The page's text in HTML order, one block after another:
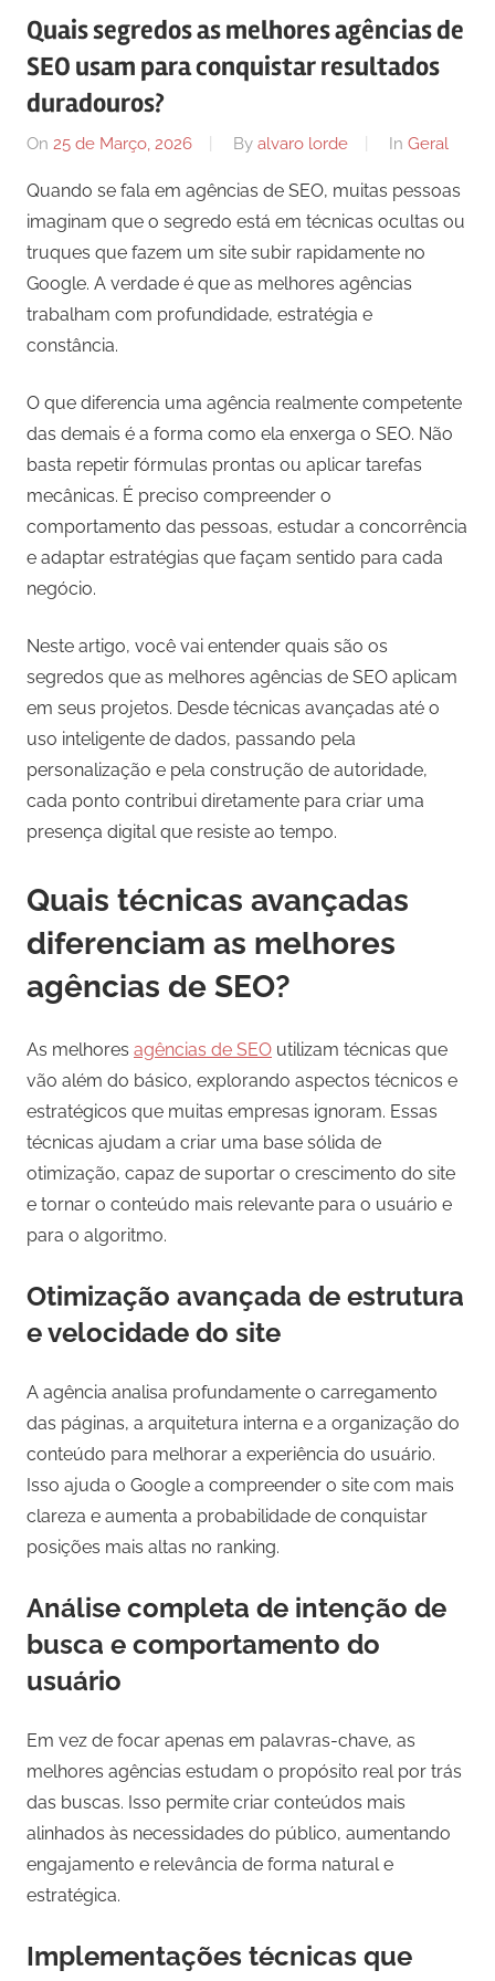
Quais segredos as melhores agências de
SEO usam para conquistar resultados
duradouros?
On 25 de Março, 2026 By alvaro lorde In Geral
Quando se fala em agências de SEO, muitas pessoas
imaginam que o segredo está em técnicas ocultas ou
truques que fazem um site subir rapidamente no
Google. A verdade é que as melhores agências
trabalham com profundidade, estratégia e
constância.
O que diferencia uma agência realmente competente
das demais é a forma como ela enxerga o SEO. Não
basta repetir fórmulas prontas ou aplicar tarefas
mecânicas. É preciso compreender o
comportamento das pessoas, estudar a concorrência
e adaptar estratégias que façam sentido para cada
negócio.
Neste artigo, você vai entender quais são os
segredos que as melhores agências de SEO aplicam
em seus projetos. Desde técnicas avançadas até o
uso inteligente de dados, passando pela
personalização e pela construção de autoridade,
cada ponto contribui diretamente para criar uma
presença digital que resiste ao tempo.
Quais técnicas avançadas
diferenciam as melhores
agências de SEO?
As melhores agências de SEO utilizam técnicas que
vão além do básico, explorando aspectos técnicos e
estratégicos que muitas empresas ignoram. Essas
técnicas ajudam a criar uma base sólida de
otimização, capaz de suportar o crescimento do site
e tornar o conteúdo mais relevante para o usuário e
para o algoritmo.
Otimização avançada de estrutura
e velocidade do site
A agência analisa profundamente o carregamento
das páginas, a arquitetura interna e a organização do
conteúdo para melhorar a experiência do usuário.
Isso ajuda o Google a compreender o site com mais
clareza e aumenta a probabilidade de conquistar
posições mais altas no ranking.
Análise completa de intenção de
busca e comportamento do
usuário
Em vez de focar apenas em palavras-chave, as
melhores agências estudam o propósito real por trás
das buscas. Isso permite criar conteúdos mais
alinhados às necessidades do público, aumentando
engajamento e relevância de forma natural e
estratégica.
Implementações técnicas que